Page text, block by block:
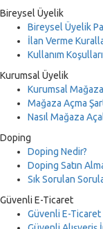
Bireysel Üyelik
Bireysel Üyelik
İlan Verme
Kullanım Koşulları
Kurumsal Üyelik
Kurumsal
Mağaza Açma
Nasıl Mağaza
Doping
Doping Nedir?
Doping Satın
Sık Sorulan
Güvenli E-Ticaret
Güvenli E-Ticaret